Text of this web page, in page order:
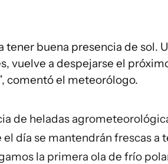
tener buena presencia de sol.
vuelve a despejarse el
comentó el meteorólogo.
de heladas
día se mantendrán frescas a
la primera ola de frío